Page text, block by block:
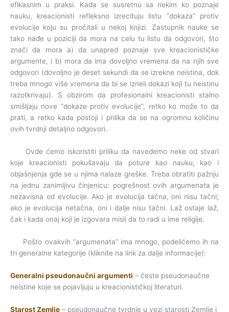
efikasnim u praksi. Kada se susretnu sa nekim ko poznaje
nauku, kreacionisti refleksno izrecituju listu “dokaza” protiv
evolucije koju su pročitali u nekoj knjizi. Zastupnik nauke se
tako nađe u poziciji da mora na celu tu listu da odgovori, što
znači da mora a) da unapred poznaje sve kreacionističke
argumente, i b) mora da ima dovoljno vremena da na njih sve
odgovori (dovoljno je deset sekundi da se izrekne neistina, dok
treba mnogo više vremena da bi se izneli dokazi koji tu neistinu
razotkrivaju). S obzirom da profesionalni kreacionisti stalno
smišljaju nove “dokaze protiv evolucije”, retko ko može to da
prati, a retko kada postoji i prilika da se na ogromnu količinu
ovih tvrdnji detaljno odgovori.
Ovde ćemo iskoristiti priliku da navedemo neke od stvari
koje kreacionisti pokušavaju da poture kao nauku, kao i
objašnjenja gde se u njima nalaze greške. Treba obratiti pažnju
na jednu zanimljivu činjenicu: pogrešnost ovih argumenata je
nezavisna od evolucije. Ako je evolucija tačna, oni nisu tačni;
ako je evolucija netačna, oni i dalje nisu tačni. Laž ostaje laž,
čak i kada onaj koji je izgovara misli da to radi u ime religije.
Pošto ovakvih “argumenata” ima mnogo, podelićemo ih na
tri generalne kategorije (kliknite na link za dalje informacije):
Generalni pseudonaučni argumenti – česte pseudonaučne
neistine koje se pojavljuju u kreacionističkoj literaturi.
Starost Zemlje – pseudonaučne tvrdnje u vezi starosti Zemlje i